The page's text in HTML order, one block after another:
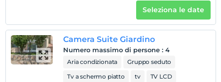
1 bambino/i fino all'età di 5 per camera non pagano
Seleziona le date
Camera Suite Giardino
Numero massimo di persone : 4
Aria condizionata
Gruppo seduto
Tv a schermo piatto
tv
TV LCD